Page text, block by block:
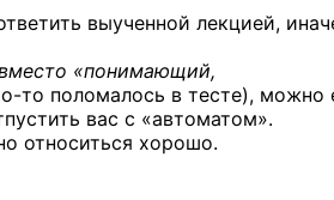
выученной лекцией,
«понимающий,
то поломалось в тесте), можно
вас с «автоматом».
относиться хорошо.